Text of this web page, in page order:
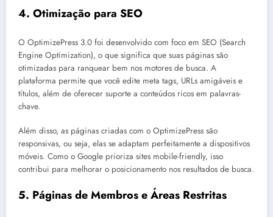
4. Otimização para SEO
O OptimizePress 3.0 foi desenvolvido com foco em SEO (Search
Engine Optimization), o que significa que suas páginas são
otimizadas para ranquear bem nos motores de busca. A
plataforma permite que você edite meta tags, URLs amigáveis e
títulos, além de oferecer suporte a conteúdos ricos em palavras-
chave.
Além disso, as páginas criadas com o OptimizePress são
responsivas, ou seja, elas se adaptam perfeitamente a dispositivos
móveis. Como o Google prioriza sites mobile-friendly, isso
contribui para melhorar o posicionamento nos resultados de busca.
5. Páginas de Membros e Áreas Restritas